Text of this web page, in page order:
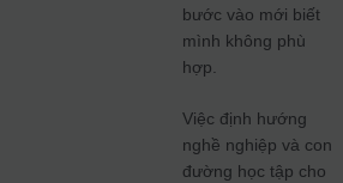
bước vào mới biết
mình không phù
hợp.
Việc định hướng
nghề nghiệp và con
đường học tập cho